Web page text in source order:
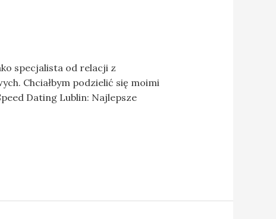
specjalista od relacji z
Chciałbym podzielić się moimi
Dating Lublin: Najlepsze